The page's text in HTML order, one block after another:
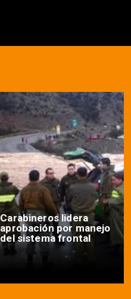
Amplían suspensión de
clases en el país por
sistema frontal